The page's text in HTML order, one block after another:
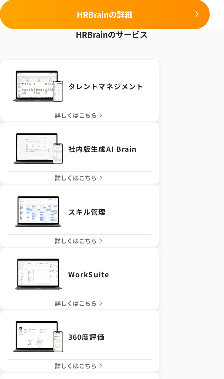
HRBrainの詳細
HRBrainのサービス
タレントマネジメント
詳しくはこちら
社内版生成AI Brain
詳しくはこちら
スキル管理
詳しくはこちら
WorkSuite
詳しくはこちら
360度評価
詳しくはこちら